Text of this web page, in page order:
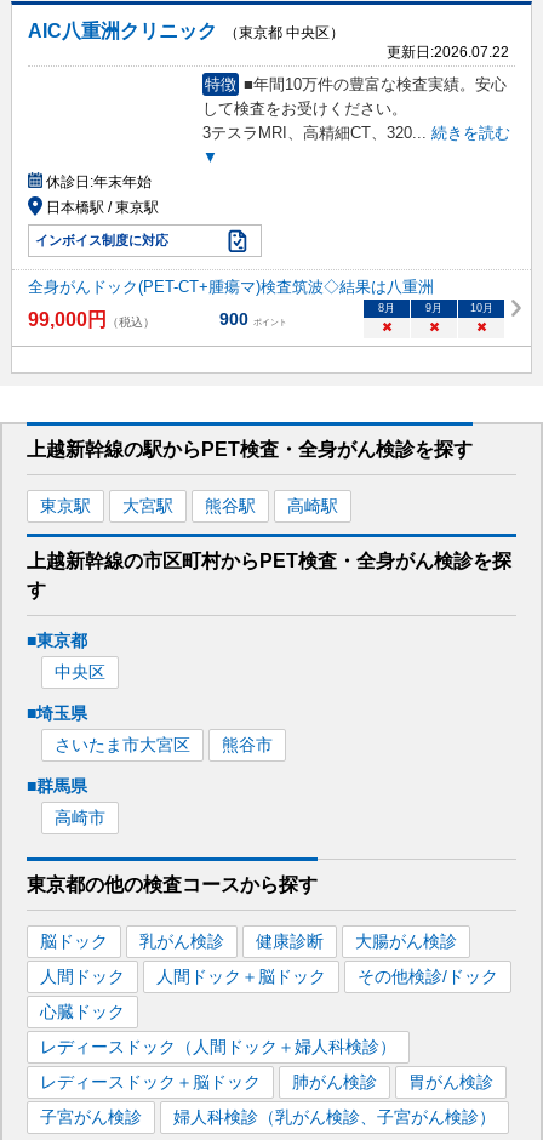
AIC八重洲クリニック
（東京都 中央区）
更新日:2026.07.22
特徴 ■年間10万件の豊富な検査実績。安心
して検査をお受けください。
3テスラMRI、高精細CT、320... 続きを読む
▼
休診日:年末年始
日本橋駅 / 東京駅
インボイス制度に対応
全身がんドック(PET-CT+腫瘍マ)検査筑波◇結果は八重洲
99,000円 （税込） 900 ポイント
8月 9月 10月
× × ×
上越新幹線の駅から PET検査・全身がん検診を探す
東京駅 大宮駅 熊谷駅 高崎駅
上越新幹線の市区町村から PET検査・全身がん検診を探
す
■東京都
中央区
■埼玉県
さいたま市大宮区
熊谷市
■群馬県
高崎市
東京都の他の検査コースから探す
脳ドック 乳がん検診 健康診断
大腸がん検診
人間ドック
人間ドック＋脳ドック
その他検診/ドック
心臓ドック
レディースドック（人間ドック＋婦人科検診）
レディースドック＋脳ドック
肺がん検診
胃がん検診
子宮がん検診
婦人科検診（乳がん検診、子宮がん検診）